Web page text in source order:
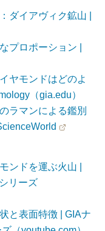
ダイアヴィク鉱山 |
プロポーション |
ヤモンドはどのよ
（gia.edu）
ラマンによる鑑別
ンドを運ぶ火山 |
リーズ
と表面特徴 | GIAナ